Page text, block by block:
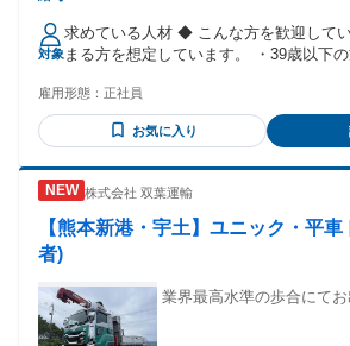
ヶ月あたり2万7000円（固定残業時間：1
固定残業時間を超えた勤務時間について
する 【一律手当】 全員に一律で支払われる通勤・皆勤・家族
手当金額：なし 全員に一律で支払われる
【社員特別割引制度】（車両購入・車検
い制度】（卒業・入学・出産） 【資格
取得費用は会社が負担） 【通勤手当】
族手当】 5000円 【目標達成手当】 5000
促進手当】 10000円 【保険獲得手当】
間MVP手当】 金一封 試用・研修期間：３ヶ月 試用・研修期
後と同じです。 給与は【月給23万円】を
【給与】 本採用と異なる 基本給 : 月給 23万円
代：なし 【一律手当】 全員に一律で支払われる通勤・皆勤・
対象
求めている人材 ◆ こんな方を歓迎して
まる方を想定しています。 ・39歳以下
じるのが好き、興味がある方 ※上記を満
の経験や専門知識は一切問いません。
が多数活躍中！ （未経験からプロへ責任
るため） ・普通自動車運転免許（AT限
【歓迎】 ・車をいじるのが好き、興味が
取得して一生モノのスキルを 身につけた
極的に新しいことへチャレンジできる方 年齢の条件と理由：
あり（例外事由3号のイ・39歳未満（長
形成のため））
雇用形態： 正社員
お気に入り
株式会社 双葉運輸
【熊本新港・宇土】ユニック・平
者)
業界最高水準の歩合にてお